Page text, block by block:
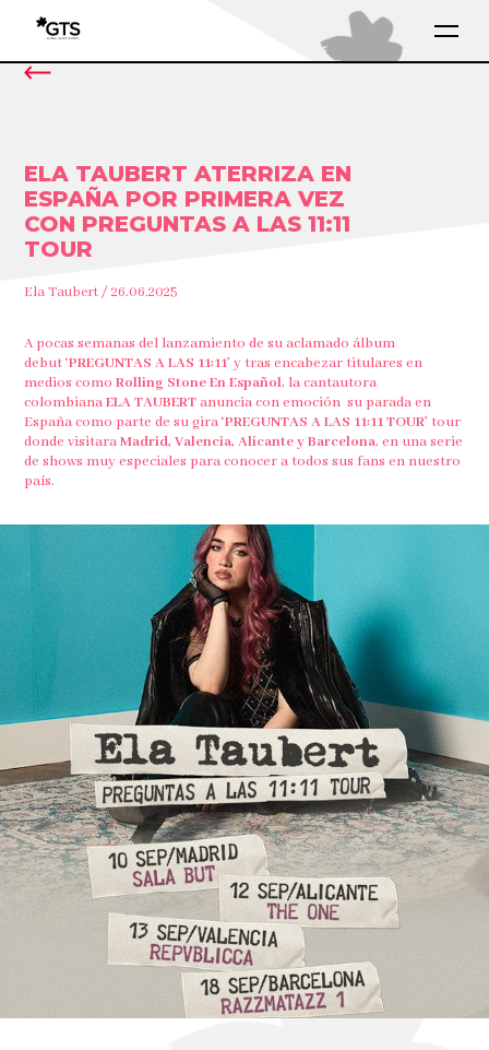
ELA TAUBERT ATERRIZA EN
ESPAÑA POR PRIMERA VEZ
CON PREGUNTAS A LAS 11:11
TOUR
Ela Taubert / 26.06.2025
A pocas semanas del lanzamiento de su aclamado álbum
debut‘PREGUNTAS A LAS 11:11’ y tras encabezar titulares en
medios comoRolling Stone En Español, la cantautora
colombianaELA TAUBERTanuncia con emoción su parada en
España como parte de su gira‘PREGUNTAS A LAS 11:11 TOUR’ tour
donde visitaraMadrid, Valencia, Alicante y Barcelona, en una serie
de shows muy especiales para conocer a todos sus fans en nuestro
país.